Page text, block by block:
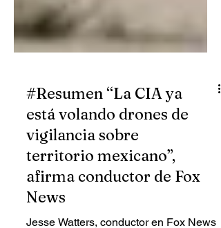
#Resumen “La CIA ya
está volando drones de
vigilancia sobre
territorio mexicano”,